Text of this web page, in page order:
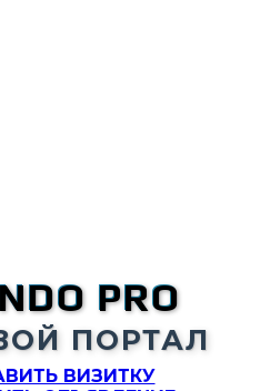
PRO
ПОРТАЛ
ВИЗИТКУ